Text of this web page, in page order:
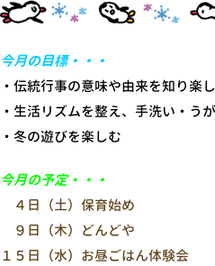
今月の目標・・・
・伝統行事の意味や由来を知り楽
・生活リズムを整え、手洗い・う
・冬の遊びを楽しむ
今月の予定・・・
４日（土）保育始め
９日（木）どんどや
１５日（水）お昼ごはん体験会